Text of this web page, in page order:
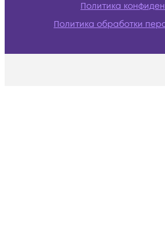
Политика
Политика обработки